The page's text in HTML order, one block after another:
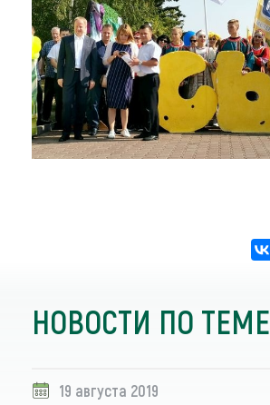
НОВОСТИ ПО ТЕМЕ
19 августа 2019